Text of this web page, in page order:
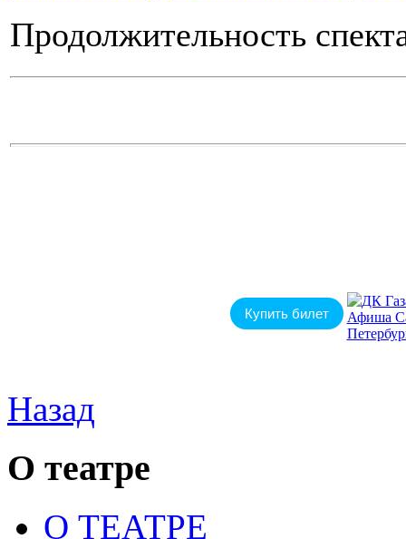
Продолжительность
Купить билет
Назад
О театре
О ТЕАТРЕ